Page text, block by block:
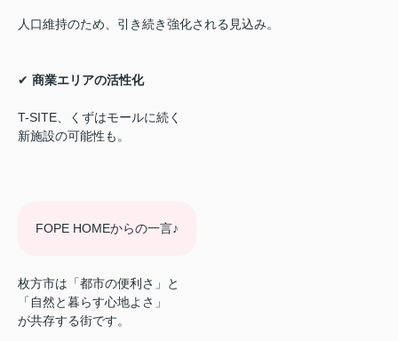
人口維持のため、引き続き強化される見込み。
✔ 商業エリアの活性化
T-SITE、くずはモールに続く
新施設の可能性も。
FOPE HOMEからの一言♪
枚方市は「都市の便利さ」と
「自然と暮らす心地よさ」
が共存する街です。